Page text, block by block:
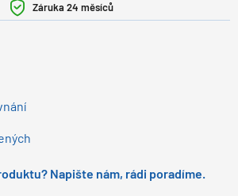
Záruka 24 měsíců
Napište nám, rádi poradíme.